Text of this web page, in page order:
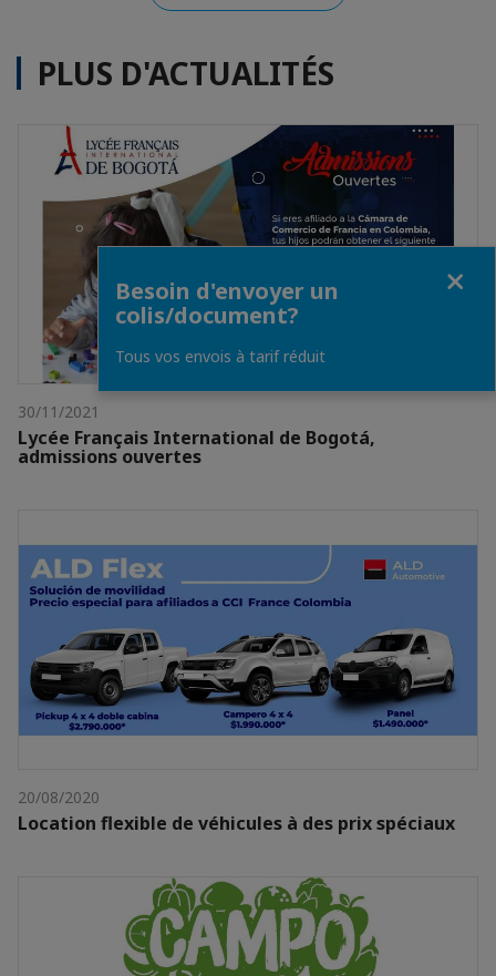
PLUS D'ACTUALITÉS
30/11/2021
Lycée Français International de Bogotá,
admissions ouvertes
20/08/2020
Location flexible de véhicules à des prix spéciaux
Besoin d'envoyer un
colis/document?
Tous vos envois à tarif réduit